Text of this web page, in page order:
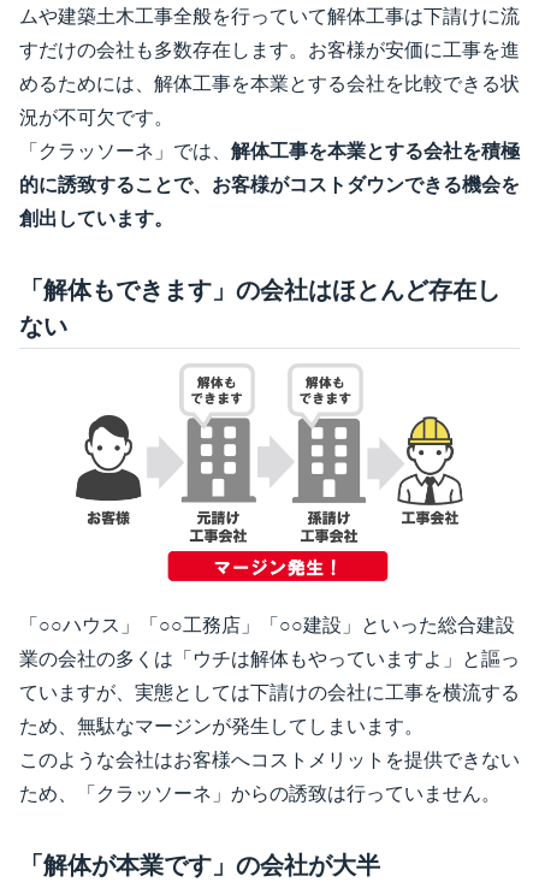
ムや建築土木工事全般を行っていて解体工事は下請けに流
すだけの会社も多数存在します。お客様が安価に工事を進
めるためには、解体工事を本業とする会社を比較できる状
況が不可欠です。
「クラッソーネ」では、 解体工事を本業とする会社を積極
的に誘致することで、お客様がコストダウンできる機会を
創出しています。
「解体もできます」の会社はほとんど存在し
ない
「○○ハウス」「○○工務店」「○○建設」といった総合建設
業の会社の多くは「ウチは解体もやっていますよ」と謳っ
ていますが、実態としては下請けの会社に工事を横流する
ため、無駄なマージンが発生してしまいます。
このような会社はお客様へコストメリットを提供できない
ため、「クラッソーネ」からの誘致は行っていません。
「解体が本業です」の会社が大半